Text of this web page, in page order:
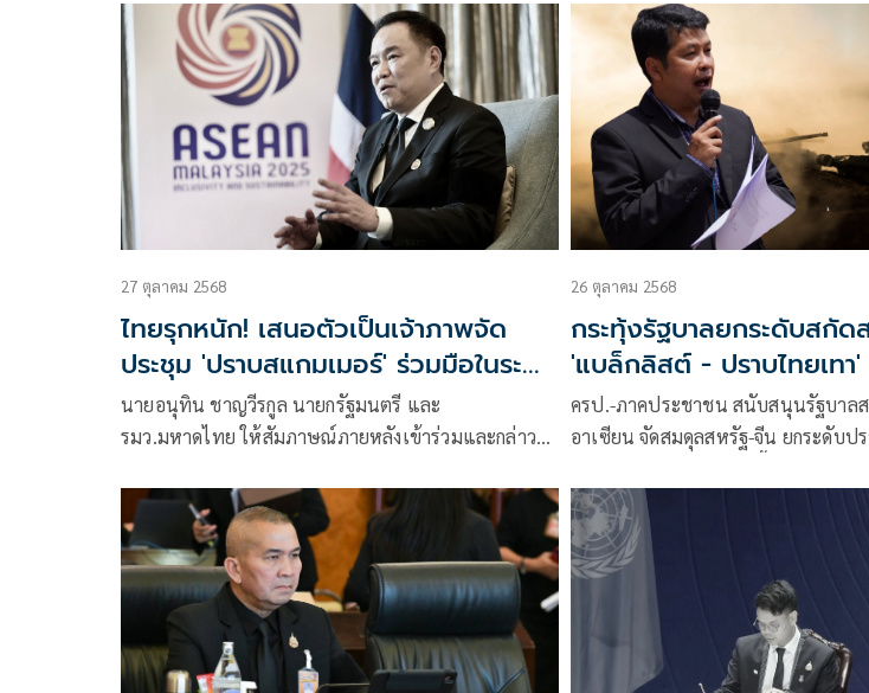
รมช.คลัง ว่า สมัยตนเป็นเด็ก เราเรียกร้องกันมากว่าถ้า
รัฐมนตรี มีเหตุมัวหมองให้ลาออก วันนี้นายวรภัคได้แสดง
ความเป็นสุภาพบุรุษทางการเมือง โดยการลาออก ไม่ยึด
ติดกับอะไรทั้งนั้น ถือว่าต้องชื่นชม จะผิดจะถูกตนไม่ทราบ
แต่สิ่งที่ต้องชื่นชมคือท่านมีสปิริตทางการเมือง ซึ่งไม่มีใน
นักการเมืองทั่วไป
แรงงานในรูปแบบค้ามนุษย์ยุคใหม่ ล่า
27 ตุลาคม 2568
ไทยรุกหนัก! เสนอตัวเป็นเจ้าภาพจัด
ประชุม 'ปราบสแกมเมอร์' ร่วมมือในระดับ
นานาชาติ
นายอนุทิน ชาญวีรกูล นายกรัฐมนตรี และ
รมว.มหาดไทย ให้สัมภาษณ์ภายหลังเข้าร่วมและกล่าว
เกาหลี ครั้งที่ 26 (26th ASEAN – Republic of Korea
Summit)
26 ตุลาคม 2568
กระทุ้งรัฐบาลยกระดับสกัด
'แบล็กลิสต์ - ปราบไทยเทา'
ครป.-ภาคประชาชน สนับสนุนรัฐบาล
อาเซียน จัดสมดุลสหรัฐ-จีน ยกระดับป
และปรับครม. เตรียมยื่นหนังสือนายกวั